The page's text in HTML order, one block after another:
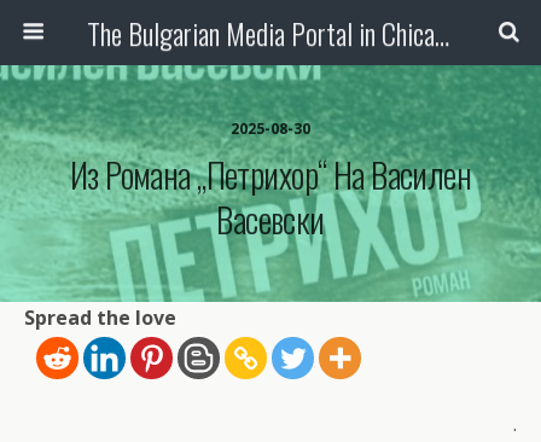
The Bulgarian Media Portal in Chicago
2025-08-30
Из Романа „Петрихор“ На Василен
Васевски
Spread the love
.